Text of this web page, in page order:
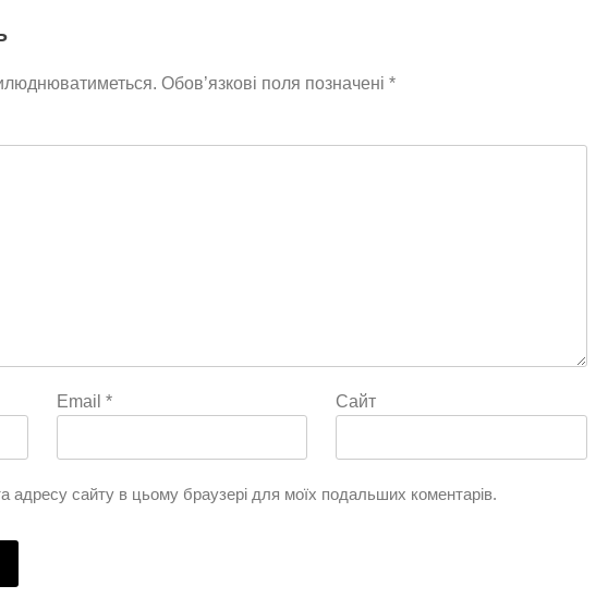
Обов’язкові поля позначені *
Email * Сайт
адресу сайту в цьому браузері для моїх подальших коментарів.